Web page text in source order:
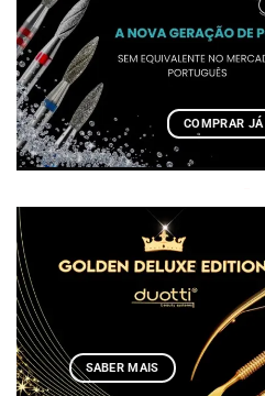
COMPRAR JÁ
SABER MAIS